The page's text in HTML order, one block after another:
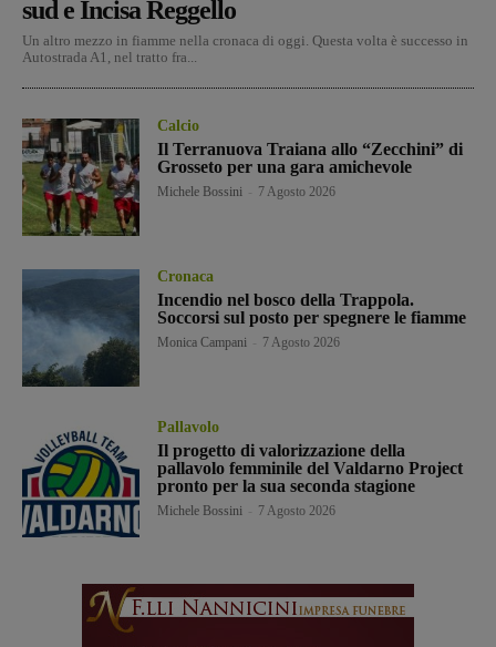
sud e Incisa Reggello
Un altro mezzo in fiamme nella cronaca di oggi. Questa volta è successo in
Autostrada A1, nel tratto fra...
Calcio
Il Terranuova Traiana allo “Zecchini” di
Grosseto per una gara amichevole
Michele Bossini 7 Agosto 2026
Cronaca
Incendio nel bosco della Trappola.
Soccorsi sul posto per spegnere le fiamme
Monica Campani 7 Agosto 2026
Pallavolo
Il progetto di valorizzazione della
pallavolo femminile del Valdarno Project
pronto per la sua seconda stagione
Michele Bossini 7 Agosto 2026